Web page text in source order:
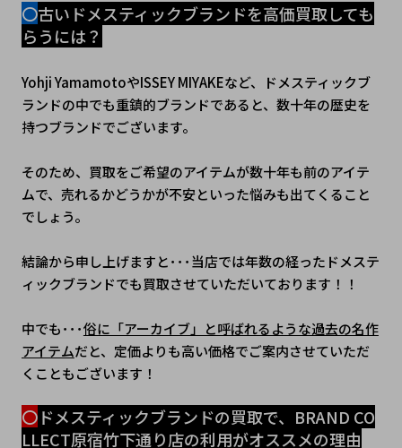
〇古いドメスティックブランドを高価買取しても
らうには？
Yohji YamamotoやISSEY MIYAKEなど、ドメスティックブ
ランドの中でも重鎮的ブランドであると、数十年の歴史を
持つブランドでございます。
そのため、買取をご希望のアイテムが数十年も前のアイテ
ムで、売れるかどうかが不安といった悩みも出てくること
でしょう。
結論から申し上げますと･･･当店では年数の経ったドメステ
ィックブランドでも買取させていただいております！！
中でも･･･俗に「アーカイブ」と呼ばれるような過去の名作
アイテムだと、定価よりも高い価格でご案内させていただ
くこともございます！
〇ドメスティックブランドの買取で、BRAND CO
LLECT原宿竹下通り店の利用がオススメの理由